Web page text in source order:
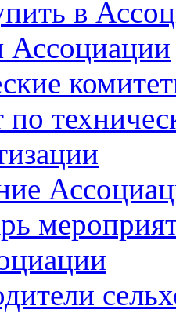
в
Ассоциации
по